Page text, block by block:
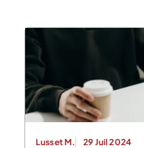
Lusset M. 29 Juil 2024